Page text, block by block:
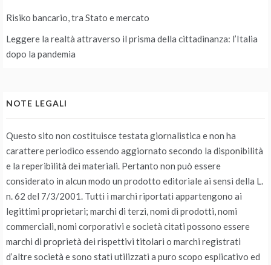
Risiko bancario, tra Stato e mercato
Leggere la realtà attraverso il prisma della cittadinanza: l’Italia
dopo la pandemia
NOTE LEGALI
Questo sito non costituisce testata giornalistica e non ha
carattere periodico essendo aggiornato secondo la disponibilità
e la reperibilità dei materiali. Pertanto non può essere
considerato in alcun modo un prodotto editoriale ai sensi della L.
n. 62 del 7/3/2001. Tutti i marchi riportati appartengono ai
legittimi proprietari; marchi di terzi, nomi di prodotti, nomi
commerciali, nomi corporativi e società citati possono essere
marchi di proprietà dei rispettivi titolari o marchi registrati
d’altre società e sono stati utilizzati a puro scopo esplicativo ed